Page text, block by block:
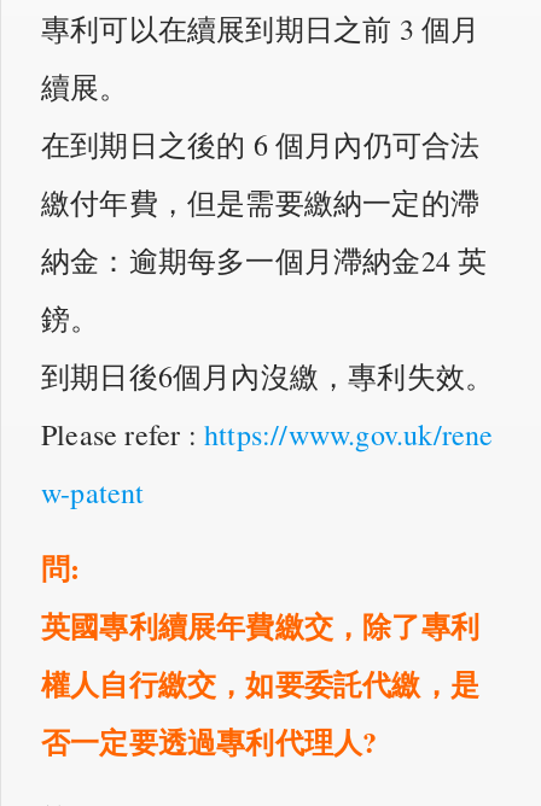
專利可以在續展到期日之前 3 個月
續展。
在到期日之後的 6 個月內仍可合法
繳付年費，但是需要繳納一定的滯
納金：逾期每多一個月滯納金24 英
鎊。
到期日後6個月內沒繳，專利失效。
Please refer : https://www.gov.uk/rene
w-patent
問:
英國專利續展年費繳交，除了專利
權人自行繳交，如要委託代繳，是
否一定要透過專利代理人?